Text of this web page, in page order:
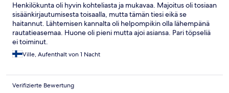
Henkilökunta oli hyvin kohteliasta ja mukavaa. Majoitus oli tosiaan
sisäänkirjautumisesta toisaalla, mutta tämän tiesi eikä se
haitannut. Lähtemisen kannalta oli helpompikin olla lähempänä
rautatieasemaa. Huone oli pieni mutta ajoi asiansa. Pari töpseliä
ei toiminut.
Ville, Aufenthalt von 1 Nacht
Verifizierte Bewertung